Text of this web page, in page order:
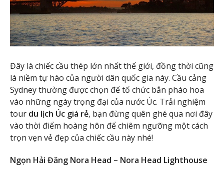
Đây là chiếc cầu thép lớn nhất thế giới, đồng thời cũng
là niềm tự hào của người dân quốc gia này. Cầu cảng
Sydney thường được chọn để tổ chức bắn pháo hoa
vào những ngày trọng đại của nước Úc. Trải nghiệm
tour du lịch Úc giá rẻ, bạn đừng quên ghé qua nơi đây
vào thời điểm hoàng hôn để chiêm ngưỡng một cách
trọn vẹn vẻ đẹp của chiếc cầu này nhé!
Ngọn Hải Đăng Nora Head – Nora Head Lighthouse